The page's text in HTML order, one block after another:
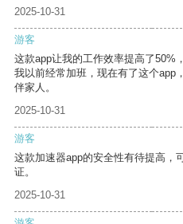
2025-10-31
游客
这款app让我的工作效率提高了50%
我以前经常加班，现在有了这个app
伴家人。
2025-10-31
游客
这款加速器app的安全性有待提高，
证。
2025-10-31